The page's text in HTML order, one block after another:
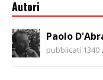
Autori
Paolo
pubblicati 1340